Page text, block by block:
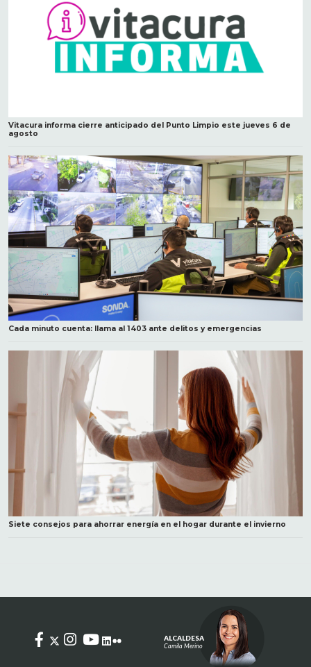
Vitacura informa cierre anticipado del Punto Limpio este jueves 6 de
agosto
Cada minuto cuenta: llama al 1403 ante delitos y emergencias
Siete consejos para ahorrar energía en el hogar durante el invierno
ALCALDESA
Camila Merino